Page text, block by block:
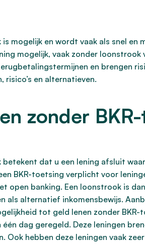
mogelijk en wordt vaak als snel en
mogelijk, vaak zonder
en brengen
risico’s en alternatieven.
zonder
dat u een lening afsluit
BKR-toetsing verplicht voor
open banking. Een loonstrook is
alternatief inkomensbewijs.
tot geld lenen zonder
dag geregeld. Deze leningen
Ook hebben deze leningen vaak